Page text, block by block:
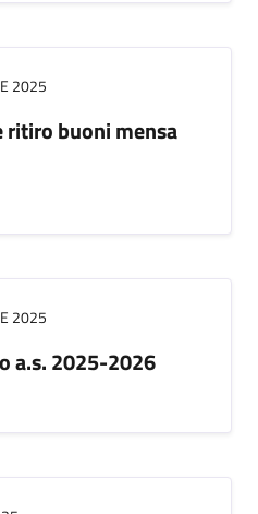
2025
buoni mensa
2025
a.s. 2025-2026